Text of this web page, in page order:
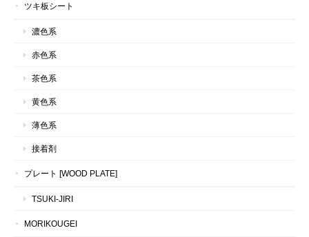
ツキ板シート
濃色系
赤色系
茶色系
黄色系
薄色系
接着剤
プレート [WOOD PLATE]
TSUKI-JIRI
MORIKOUGEI